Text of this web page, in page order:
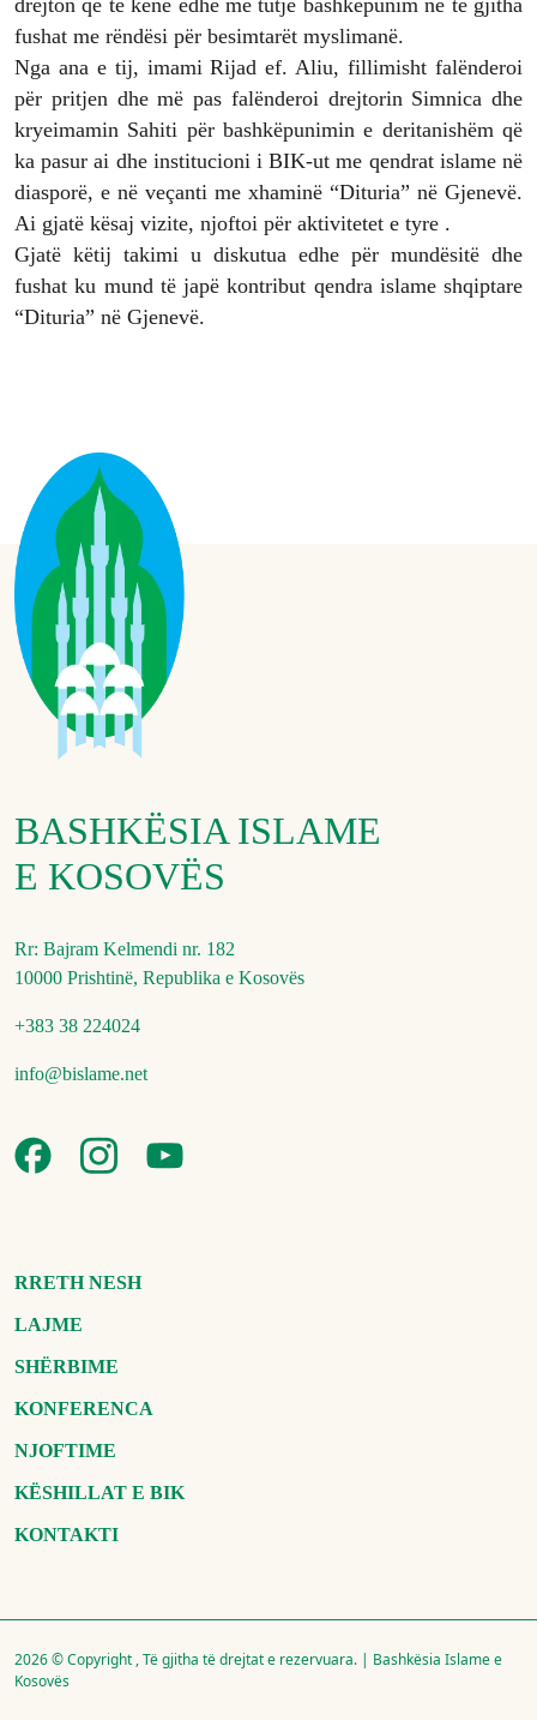
drejton që të kenë edhe më tutje bashkëpunim në të gjitha
fushat me rëndësi për besimtarët myslimanë.
Nga ana e tij, imami Rijad ef. Aliu, fillimisht falënderoi
për pritjen dhe më pas falënderoi drejtorin Simnica dhe
kryeimamin Sahiti për bashkëpunimin e deritanishëm që
ka pasur ai dhe institucioni i BIK-ut me qendrat islame në
diasporë, e në veçanti me xhaminë “Dituria” në Gjenevë.
Ai gjatë kësaj vizite, njoftoi për aktivitetet e tyre .
Gjatë këtij takimi u diskutua edhe për mundësitë dhe
fushat ku mund të japë kontribut qendra islame shqiptare
“Dituria” në Gjenevë.
BASHKËSIA ISLAME
E KOSOVËS
Rr: Bajram Kelmendi nr. 182
10000 Prishtinë, Republika e Kosovës
+383 38 224024
info@bislame.net
RRETH NESH
LAJME
SHËRBIME
KONFERENCA
NJOFTIME
KËSHILLAT E BIK
KONTAKTI
2026 © Copyright , Të gjitha të drejtat e rezervuara. | Bashkësia Islame e
Kosovës